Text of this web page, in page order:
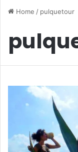
Home / pulquetour